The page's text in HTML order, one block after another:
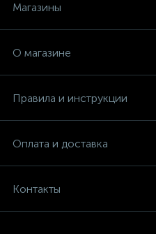
Магазины
О магазине
Правила и инструкции
Оплата и доставка
Контакты